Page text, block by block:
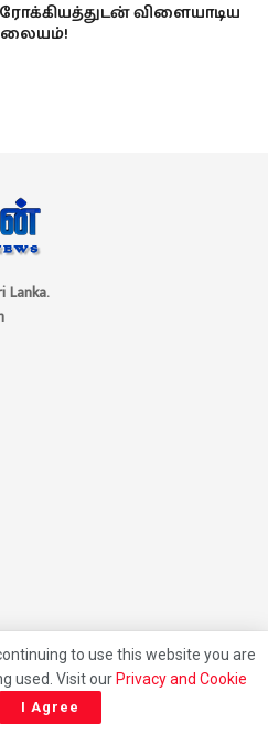
விளையாடிய
Lanka.
Policy Contact Us
to use this website you are
used. Visit our Privacy and Cookie
I Agree